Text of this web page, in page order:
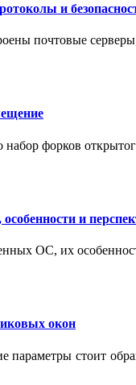
и
почтовые
форков
и
ОС, их
окон
параметры стоит